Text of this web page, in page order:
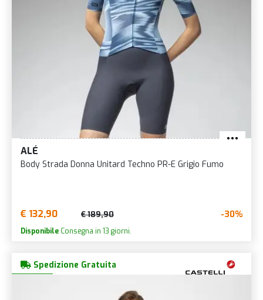
ALÉ
Body Strada Donna Unitard Techno PR-E Grigio Fumo
€ 132,90 € 189,90 -30%
Disponibile Consegna in 13 giorni.
Spedizione Gratuita